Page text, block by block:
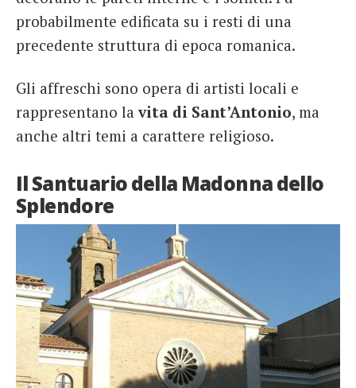
probabilmente edificata su i resti di una
precedente struttura di epoca romanica.
Gli affreschi sono opera di artisti locali e
rappresentano lavita di Sant’Antonio, ma
anche altri temi a carattere religioso.
Il Santuario della Madonna dello
Splendore